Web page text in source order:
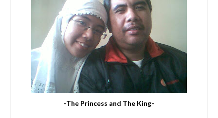
-The Princess and The King-